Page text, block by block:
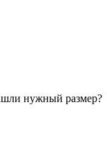
нужный размер?